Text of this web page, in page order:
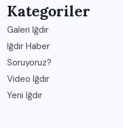
Kategoriler
Galeri Iğdır
Iğdır Haber
Soruyoruz?
Video Iğdır
Yeni Iğdır